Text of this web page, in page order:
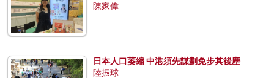
陳家偉
日本人口萎縮 中港須先謀劃免步其後塵
陸振球